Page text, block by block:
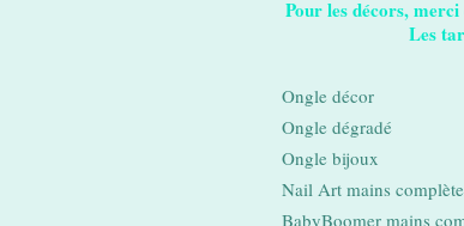
Pour les décors,
Les
Ongle décor
Ongle dégradé
Ongle bijoux
Nail Art mains
BabyBoomer mains